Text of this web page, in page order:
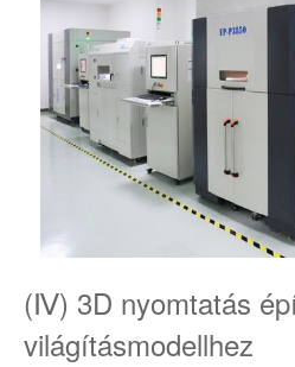
(Ⅳ) 3D nyomtatás
világításmodellhez